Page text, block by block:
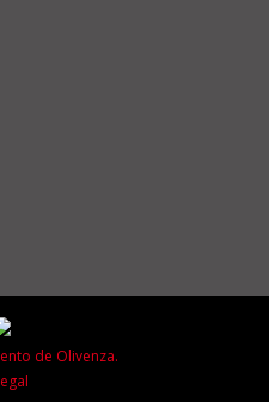
de Olivenza.